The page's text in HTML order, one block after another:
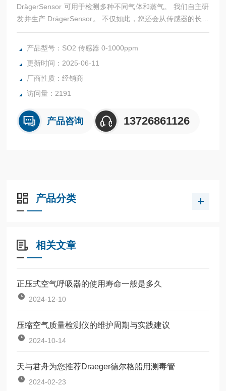
DrägerSensor 可用于检测多种不同气体和蒸气。 我们自主研
发并生产 DrägerSensor。 不仅如此，您还会从传感器的长使
用寿命和低运营成 本中受益。
产品型号：SO2 传感器 0-1000ppm
更新时间：2025-06-11
厂商性质：经销商
访问量：2191
产品咨询 13726861126
产品分类
相关文章
正压式空气呼吸器的使用寿命一般是多久
2024-12-10
压缩空气质量检测仪的维护周期与实践建议
2024-10-14
天与君舟为您推荐Draeger德尔格船用测毒管
2024-02-23